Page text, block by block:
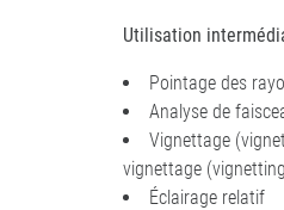
Utilisation
Pointage des
Analyse de
Vignettage
vignettage
Éclairage relatif